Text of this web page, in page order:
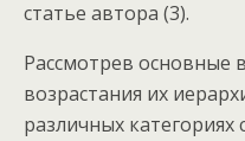
статье автора (3).
Рассмотрев основные
возрастания их
различных